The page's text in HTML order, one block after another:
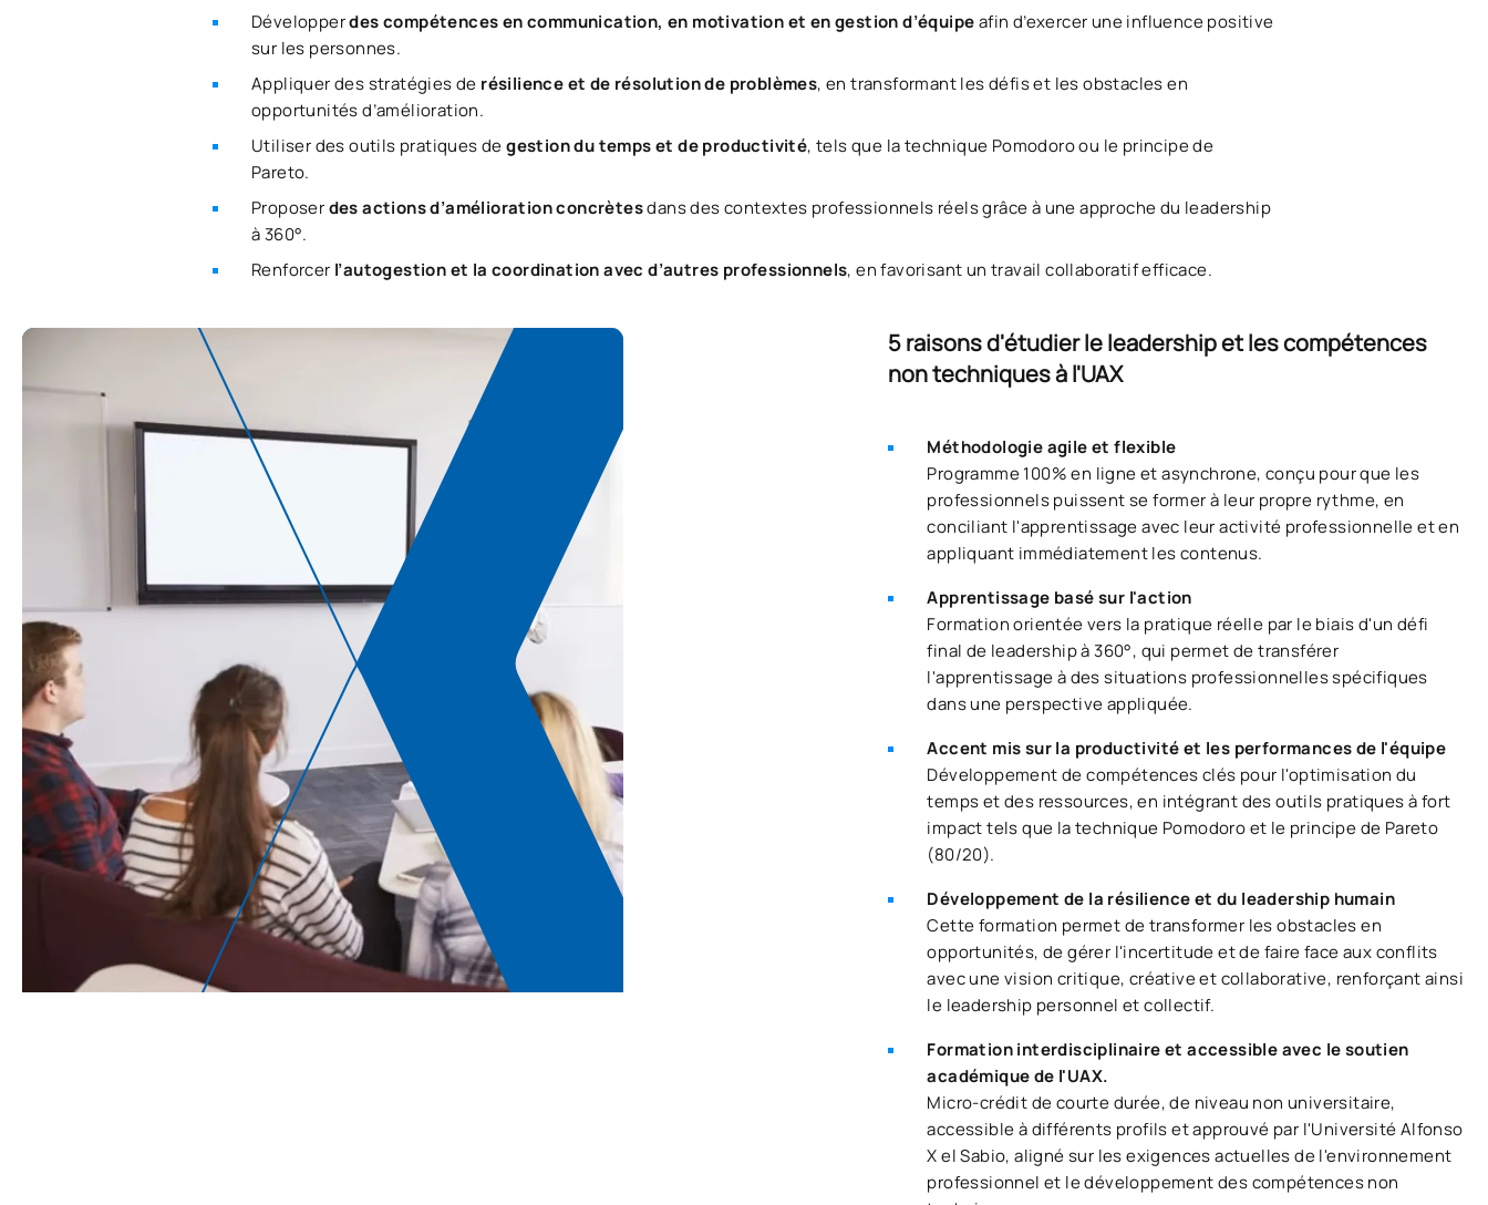
Développerdes compétences en communication, en motivation et en gestion d’équipeafin d’exercer une influence positive
sur les personnes.
Appliquer des stratégies de résilience et de résolution de problèmes, en transformant les défis et les obstacles en
opportunités d’amélioration.
Utiliser des outils pratiques degestion du temps et de productivité, tels que la technique Pomodoro ou le principe de
Pareto.
Proposerdes actions d’amélioration concrètesdans des contextes professionnels réels grâce à une approche du leadership
à 360°.
Renforcer l’autogestion et la coordination avec d’autres professionnels, en favorisant un travail collaboratif efficace.
5 raisons d'étudier le leadership et les compétences
non techniques à l'UAX
Méthodologie agile et flexible
Programme 100% en ligne et asynchrone, conçu pour que les
professionnels puissent se former à leur propre rythme, en
conciliant l'apprentissage avec leur activité professionnelle et en
appliquant immédiatement les contenus.
Apprentissage basé sur l'action
Formation orientée vers la pratique réelle par le biais d'un défi
final de leadership à 360°, qui permet de transférer
l'apprentissage à des situations professionnelles spécifiques
dans une perspective appliquée.
Accent mis sur la productivité et les performances de l'équipe
Développement de compétences clés pour l'optimisation du
temps et des ressources, en intégrant des outils pratiques à fort
impact tels que la technique Pomodoro et le principe de Pareto
(80/20).
Développement de la résilience et du leadership humain
Cette formation permet de transformer les obstacles en
opportunités, de gérer l'incertitude et de faire face aux conflits
avec une vision critique, créative et collaborative, renforçant ainsi
le leadership personnel et collectif.
Formation interdisciplinaire et accessible avec le soutien
académique de l'UAX.
Micro-crédit de courte durée, de niveau non universitaire,
accessible à différents profils et approuvé par l'Université Alfonso
X el Sabio, aligné sur les exigences actuelles de l'environnement
professionnel et le développement des compétences non